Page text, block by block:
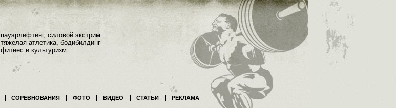
пауэрлифтинг, силовой экстрим
тяжелая атлетика, бодибилдинг
фитнес и культуризм
СОРЕВНОВАНИЯ ФОТО ВИДЕО СТАТЬИ РЕКЛАМА